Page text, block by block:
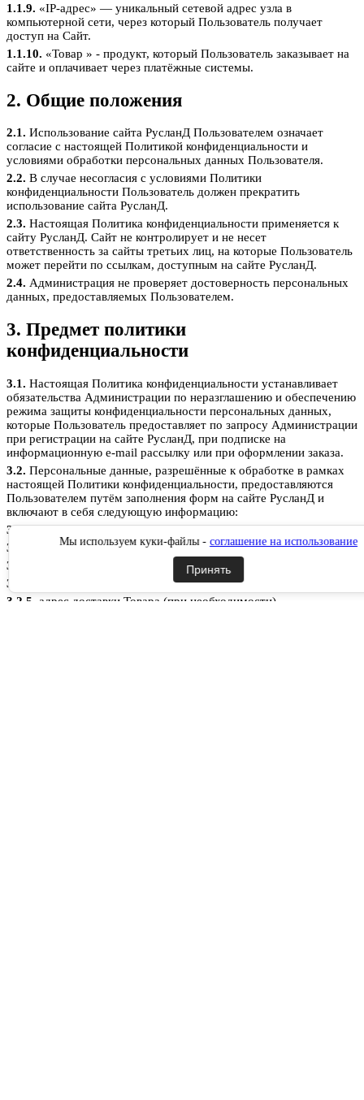
1.1.9. «IP-адрес» — уникальный сетевой адрес узла в
компьютерной сети, через который Пользователь получает
доступ на Сайт.
1.1.10. «Товар » - продукт, который Пользователь заказывает на
сайте и оплачивает через платёжные системы.
2. Общие положения
2.1. Использование сайта РусланД Пользователем означает
согласие с настоящей Политикой конфиденциальности и
условиями обработки персональных данных Пользователя.
2.2. В случае несогласия с условиями Политики
конфиденциальности Пользователь должен прекратить
использование сайта РусланД.
2.3. Настоящая Политика конфиденциальности применяется к
сайту РусланД. Сайт не контролирует и не несет
ответственность за сайты третьих лиц, на которые Пользователь
может перейти по ссылкам, доступным на сайте РусланД.
2.4. Администрация не проверяет достоверность персональных
данных, предоставляемых Пользователем.
3. Предмет политики
конфиденциальности
3.1. Настоящая Политика конфиденциальности устанавливает
обязательства Администрации по неразглашению и обеспечению
режима защиты конфиденциальности персональных данных,
которые Пользователь предоставляет по запросу Администрации
при регистрации на сайте РусланД, при подписке на
информационную e-mail рассылку или при оформлении заказа.
3.2. Персональные данные, разрешённые к обработке в рамках
настоящей Политики конфиденциальности, предоставляются
Пользователем путём заполнения форм на сайте РусланД и
включают в себя следующую информацию:
3.2.1.фамилию, имя, отчество Пользователя;
3.2.2.
контактный телефон Пользователя;
3.2.3.
адрес электронной почты (e-mail)
3.2.4.
место жительство Пользователя (при необходимости)
3.2.5.
адрес доставки Товара (при необходимости)
Мы используем куки-файлы - соглашение на использование
Принять